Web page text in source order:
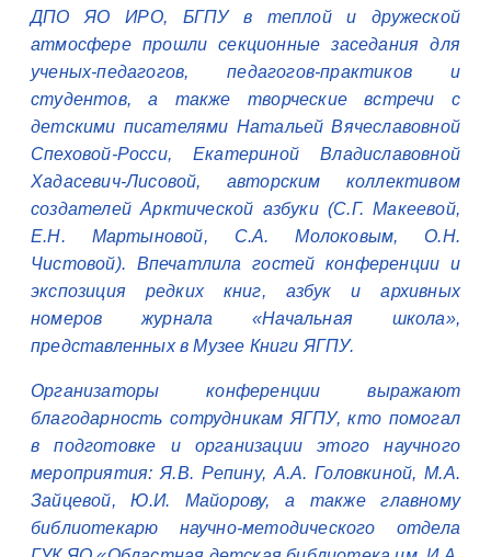
ДПО ЯО ИРО, БГПУ в теплой и дружеской
атмосфере прошли секционные заседания для
ученых-педагогов, педагогов-практиков и
студентов, а также творческие встречи с
детскими писателями Натальей Вячеславовной
Спеховой-Росси, Екатериной Владиславовной
Хадасевич-Лисовой, авторским коллективом
создателей Арктической азбуки (С.Г. Макеевой,
Е.Н. Мартыновой, С.А. Молоковым, О.Н.
Чистовой). Впечатлила гостей конференции и
экспозиция редких книг, азбук и архивных
номеров журнала «Начальная школа»,
представленных в Музее Книги ЯГПУ.
Организаторы конференции выражают
благодарность сотрудникам ЯГПУ, кто помогал
в подготовке и организации этого научного
мероприятия: Я.В. Репину, А.А. Головкиной, М.А.
Зайцевой, Ю.И. Майорову, а также главному
библиотекарю научно-методического отдела